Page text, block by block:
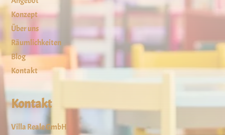
Konzept
Über uns
Räumlichkeiten
Blog
Kontakt
Kontakt
Villa Reale GmbH